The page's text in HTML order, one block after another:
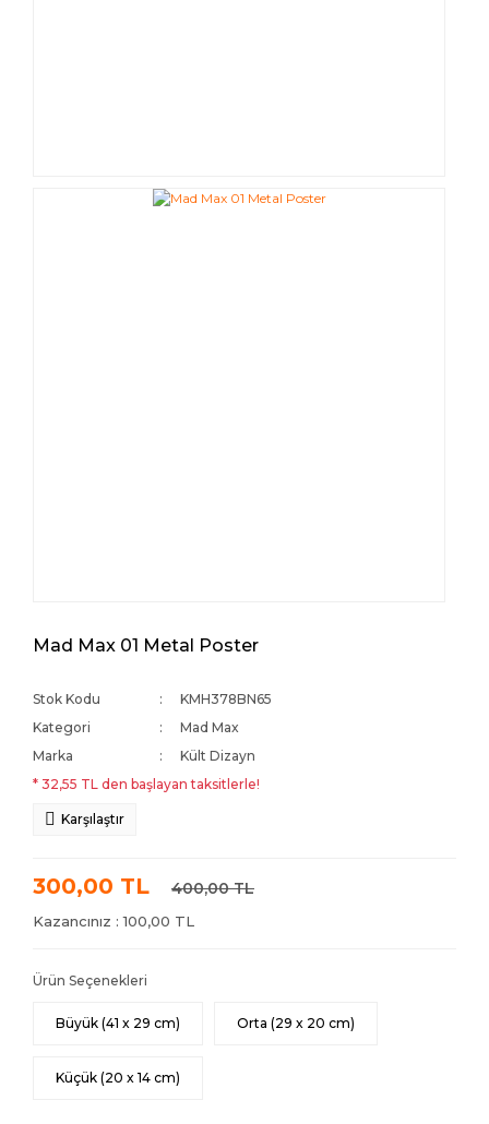
Mad Max 01 Metal Poster
Stok Kodu
KMH378BN65
Kategori
Mad Max
Marka
Kült Dizayn
* 32,55 TL den başlayan taksitlerle!
Karşılaştır
300,00 TL 400,00 TL
Kazancınız : 100,00 TL
Ürün Seçenekleri
Büyük (41 x 29 cm) Orta (29 x 20 cm)
Küçük (20 x 14 cm)